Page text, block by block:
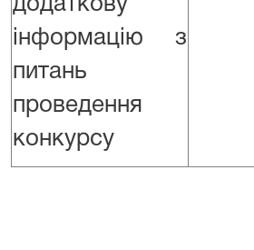
додаткову
інформацію з
питань
проведення
конкурсу